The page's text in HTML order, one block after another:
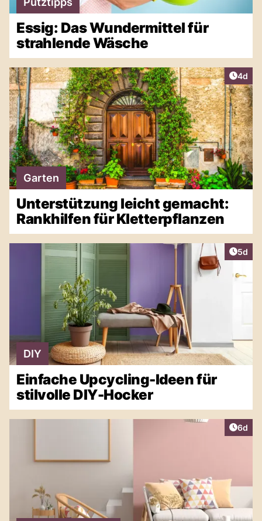
Essig: Das Wundermittel für
strahlende Wäsche
4d
Garten
Unterstützung leicht gemacht:
Rankhilfen für Kletterpflanzen
5d
DIY
Einfache Upcycling-Ideen für
stilvolle DIY-Hocker
6d